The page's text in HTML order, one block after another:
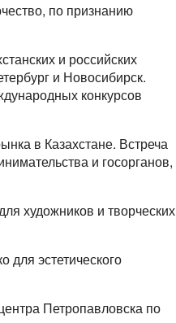
по признанию
и российских
и Новосибирск.
конкурсов
в Казахстане. Встреча
и госорганов,
художников и творческих
для эстетического
Петропавловска по